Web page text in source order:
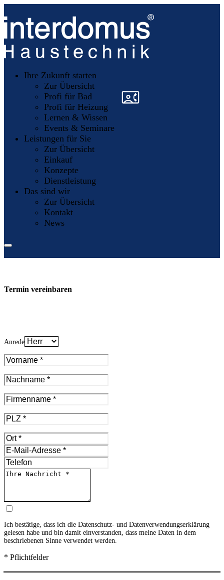
Ihre Zukunft starten
Zur Übersicht
Profi für Bad
Profi für Heizung
Lernen & Wissen
Events & Seminare
Leistungen für Sie
Zur Übersicht
Einkauf
Konzepte
Dienstleistung
Das sind wir
Zur Übersicht
Kontakt
News
»
Termin vereinbaren
Anrede
Ich bestätige, dass ich die Datenschutz- und Datenverwendungserklärung
gelesen habe und bin damit einverstanden, dass meine Daten in dem
beschriebenen Sinne verwendet werden.
* Pflichtfelder